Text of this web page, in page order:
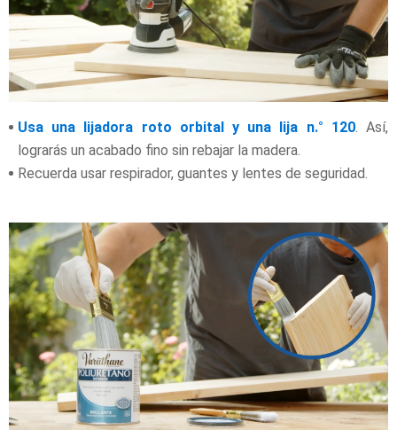
Usa una lijadora roto orbital y una lija n.° 120. Así,
lograrás un acabado fino sin rebajar la madera.
Recuerda usar respirador, guantes y lentes de seguridad.